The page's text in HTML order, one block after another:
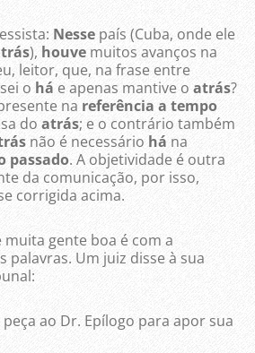
Nesse país (Cuba, onde ele
), houve muitos avanços na
leitor, que, na frase entre
o há e apenas mantive o atrás?
na referência a tempo
do atrás; e o contrário também
não é necessário há na
passado. A objetividade é outra
da comunicação, por isso,
corrigida acima.
gente boa é com a
palavras. Um juiz disse à sua
ao Dr. Epílogo para apor sua